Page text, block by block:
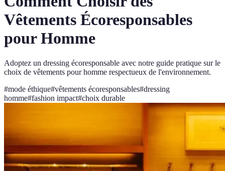
Vêtements Écoresponsables
pour Homme
Adoptez un dressing écoresponsable avec notre guide pratique sur le
choix de vêtements pour homme respectueux de l'environnement.
#mode éthique#vêtements écoresponsables#dressing
homme#fashion impact#choix durable